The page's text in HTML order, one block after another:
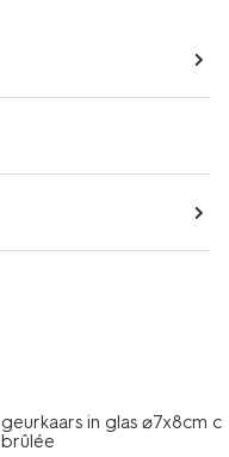
geurkaars in glas ⌀7x8cm
brûlée